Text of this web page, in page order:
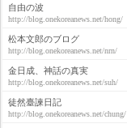
自由の波
http://blog.onekoreanews.net/hong/
松本文郎のブログ
http://blog.onekoreanews.net/nrn/
金日成、神話の真実
http://blog.onekoreanews.net/suh/
徒然臺諫日記
http://blog.onekoreanews.net/chung/